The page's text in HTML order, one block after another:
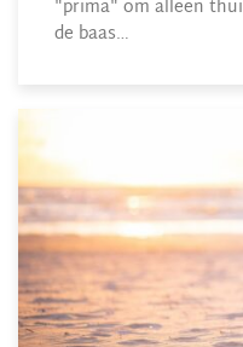
"prima" om alleen
de baas…